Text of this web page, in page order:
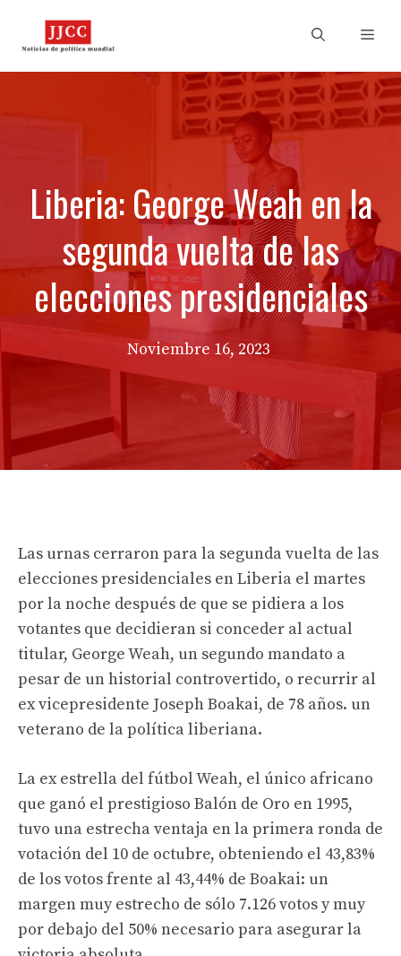
Liberia: George Weah en la
segunda vuelta de las
elecciones presidenciales
Noviembre 16, 2023
Las urnas cerraron para la segunda vuelta de las
elecciones presidenciales en Liberia el martes
por la noche después de que se pidiera a los
votantes que decidieran si conceder al actual
titular, George Weah, un segundo mandato a
pesar de un historial controvertido, o recurrir al
ex vicepresidente Joseph Boakai, de 78 años. un
veterano de la política liberiana.
La ex estrella del fútbol Weah, el único africano
que ganó el prestigioso Balón de Oro en 1995,
tuvo una estrecha ventaja en la primera ronda de
votación del 10 de octubre, obteniendo el 43,83%
de los votos frente al 43,44% de Boakai: un
margen muy estrecho de sólo 7.126 votos y muy
por debajo del 50% necesario para asegurar la